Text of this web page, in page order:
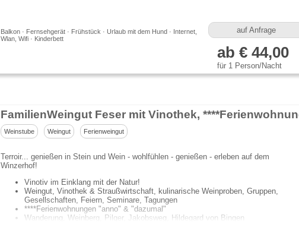
Balkon · Fernsehgerät · Frühstück · Urlaub mit dem Hund · Internet,
Wlan, Wifi · Kinderbett
auf Anfrage
ab € 44,00
für 1 Person/Nacht
Weinstube Weingut Ferienweingut
Terroir... genießen in Stein und Wein - wohlfühlen - genießen - erleben auf dem
Winzerhof!
Vinotiv im Einklang mit der Natur!
Weingut, Vinothek & Straußwirtschaft, kulinarische Weinproben, Gruppen,
Gesellschaften, Feiern, Seminare, Tagungen
****Ferienwohnungen "anno" & "dazumal"
Wanderung, Weinberg, Pilger, Jakobsweg, Hildegard von Bingen